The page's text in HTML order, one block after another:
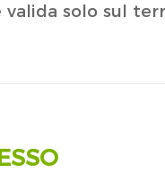
solo sul